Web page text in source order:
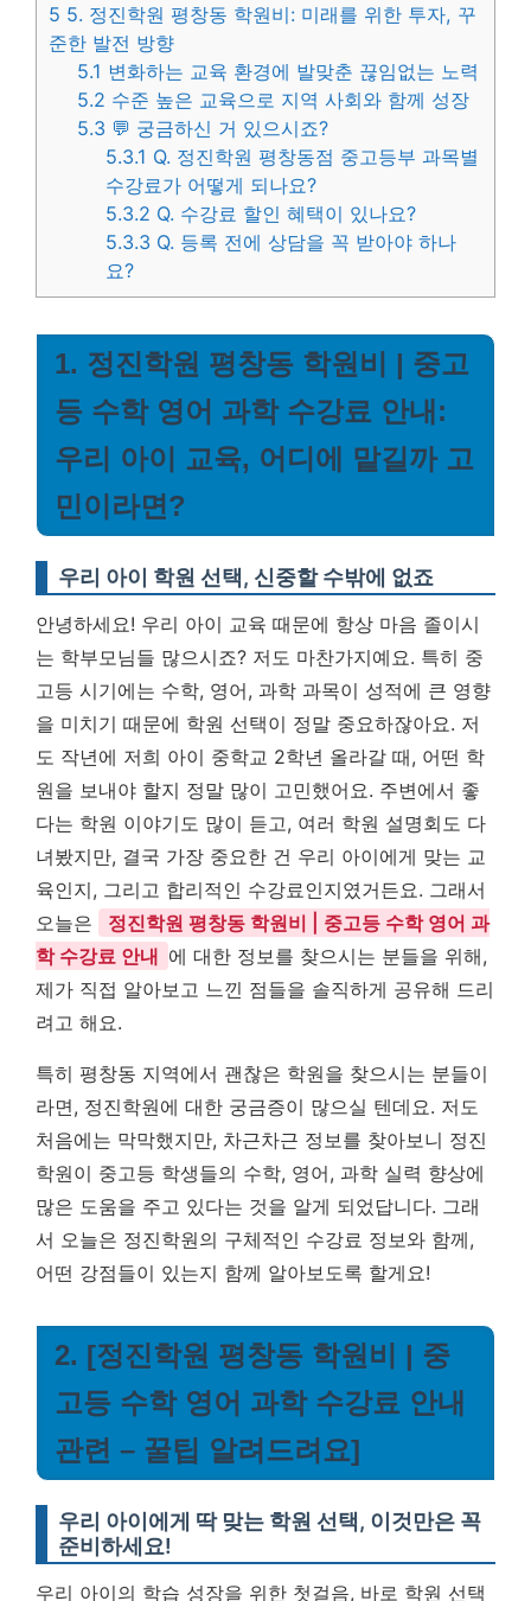
5 5. 정진학원 평창동 학원비: 미래를 위한 투자, 꾸
준한 발전 방향
5.1 변화하는 교육 환경에 발맞춘 끊임없는 노력
5.2 수준 높은 교육으로 지역 사회와 함께 성장
5.3 💬 궁금하신 거 있으시죠?
5.3.1 Q. 정진학원 평창동점 중고등부 과목별
수강료가 어떻게 되나요?
5.3.2 Q. 수강료 할인 혜택이 있나요?
5.3.3 Q. 등록 전에 상담을 꼭 받아야 하나
요?
1. 정진학원 평창동 학원비 | 중고
등 수학 영어 과학 수강료 안내:
우리 아이 교육, 어디에 맡길까 고
민이라면?
우리 아이 학원 선택, 신중할 수밖에 없죠
안녕하세요! 우리 아이 교육 때문에 항상 마음 졸이시
는 학부모님들 많으시죠? 저도 마찬가지예요. 특히 중
고등 시기에는 수학, 영어, 과학 과목이 성적에 큰 영향
을 미치기 때문에 학원 선택이 정말 중요하잖아요. 저
도 작년에 저희 아이 중학교 2학년 올라갈 때, 어떤 학
원을 보내야 할지 정말 많이 고민했어요. 주변에서 좋
다는 학원 이야기도 많이 듣고, 여러 학원 설명회도 다
녀봤지만, 결국 가장 중요한 건 우리 아이에게 맞는 교
육인지, 그리고 합리적인 수강료인지였거든요. 그래서
오늘은
정진학원 평창동 학원비 | 중고등 수학 영어 과
학 수강료 안내 에 대한 정보를 찾으시는 분들을 위해,
제가 직접 알아보고 느낀 점들을 솔직하게 공유해 드리
려고 해요.
특히 평창동 지역에서 괜찮은 학원을 찾으시는 분들이
라면, 정진학원에 대한 궁금증이 많으실 텐데요. 저도
처음에는 막막했지만, 차근차근 정보를 찾아보니 정진
학원이 중고등 학생들의 수학, 영어, 과학 실력 향상에
많은 도움을 주고 있다는 것을 알게 되었답니다. 그래
서 오늘은 정진학원의 구체적인 수강료 정보와 함께,
어떤 강점들이 있는지 함께 알아보도록 할게요!
2. [정진학원 평창동 학원비 | 중
고등 수학 영어 과학 수강료 안내
관련 – 꿀팁 알려드려요]
우리 아이에게 딱 맞는 학원 선택, 이것만은 꼭
준비하세요!
우리 아이의 학습 성장을 위한 첫걸음, 바로 학원 선택